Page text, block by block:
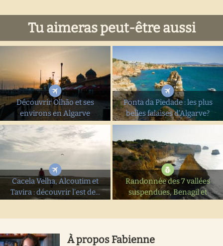
Tu aimeras peut-être aussi
Découvrir Olhão et ses
environs en Algarve
Ponta da Piedade : les plus
belles falaises d’Algarve?
Cacela Velha, Alcoutim et
Tavira : découvrir l’est de...
Randonnée des 7 vallées
suspendues, Benagil et
À propos Fabienne